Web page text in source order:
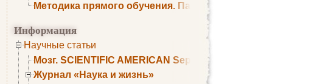
Методика прямого обучения. Пауль Шелли
Информация
Научные статьи
Мозг. SCIENTIFIC AMERICAN September 1979
Журнал «Наука и жизнь»